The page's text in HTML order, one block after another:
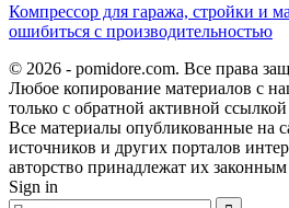
Компрессор для гаража, стройки и
ошибиться с производительностью
© 2026 - pomidore.com. Все права
Любое копирование материалов с
только с обратной активной
Все материалы опубликованные на
источников и других порталов
авторство принадлежат их
Sign in